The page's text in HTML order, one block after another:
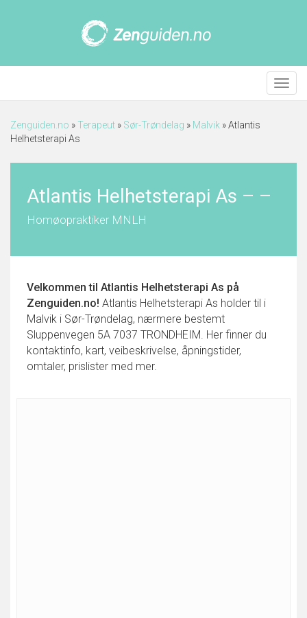
Meny
Zenguiden.no »Terapeut » Sør-Trøndelag » Malvik »Atlantis
Helhetsterapi As
Atlantis Helhetsterapi As – –
Homøopraktiker MNLH
Velkommen til Atlantis Helhetsterapi As på
Zenguiden.no! Atlantis Helhetsterapi As holder til i
Malvik i Sør-Trøndelag, nærmere bestemt
Sluppenvegen 5A 7037 TRONDHEIM. Her finner du
kontaktinfo, kart, veibeskrivelse, åpningstider,
omtaler, prislister med mer.